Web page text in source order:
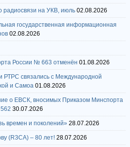
радиосвязи на УКВ, июль 02.08.2026
государственная информационная
02.08.2026
России № 663 отменён 01.08.2026
РТРС связались с Международной
и Самоа 01.08.2026
о ЕВСК, вносимых Приказом Минспорта
30.07.2026
времен и поколений» 28.07.2026
(R3CA) – 80 лет! 28.07.2026